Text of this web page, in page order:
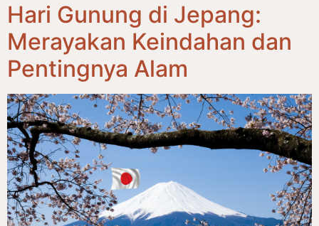
Hari Gunung di Jepang:
Merayakan Keindahan dan
Pentingnya Alam